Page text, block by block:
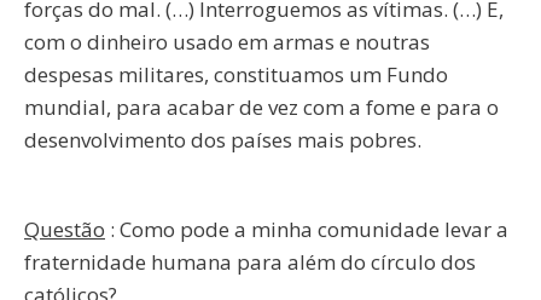
forças do mal. (…) Interroguemos as vítimas. (…) E,
com o dinheiro usado em armas e noutras
despesas militares, constituamos um Fundo
mundial, para acabar de vez com a fome e para o
desenvolvimento dos países mais pobres.
Questão : Como pode a minha comunidade levar a
fraternidade humana para além do círculo dos